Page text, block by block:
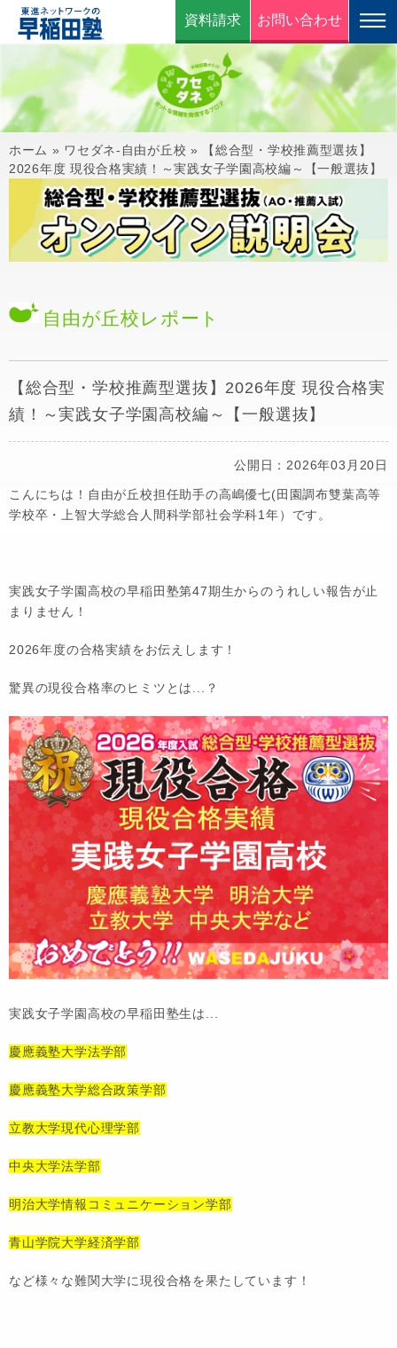
資料請求 お問い合わせ
ホーム » ワセダネ-自由が丘校 »
【総合型・学校推薦型選抜】
2026年度 現役合格実績！～実践女子学園高校編～【一般選抜】
自由が丘校 レポート
【総合型・学校推薦型選抜】2026年度 現役合格実
績！～実践女子学園高校編～【一般選抜】
公開日：2026年03月20日
こんにちは！自由が丘校担任助手の高嶋優七(田園調布雙葉高等
学校卒・上智大学総合人間科学部社会学科1年）です。
実践女子学園高校の早稲田塾第47期生からのうれしい報告が止
まりません！
2026年度の合格実績をお伝えします！
驚異の現役合格率のヒミツとは...？
実践女子学園高校の早稲田塾生は...
慶應義塾大学法学部
慶應義塾大学総合政策学部
立教大学現代心理学部
中央大学法学部
明治大学情報コミュニケーション学部
青山学院大学経済学部
など様々な難関大学に現役合格を果たしています！